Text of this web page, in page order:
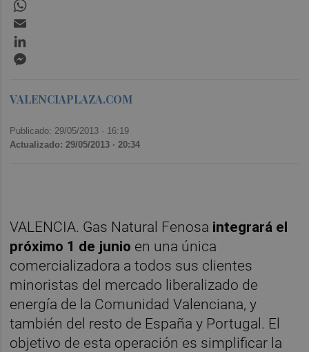
VALENCIAPLAZA.COM
Publicado: 29/05/2013 · 16:19
Actualizado: 29/05/2013 · 20:34
VALENCIA. Gas Natural Fenosa integrará el
próximo 1 de junio en una única
comercializadora a todos sus clientes
minoristas del mercado liberalizado de
energía de la Comunidad Valenciana, y
también del resto de España y Portugal. El
objetivo de esta operación es simplificar la